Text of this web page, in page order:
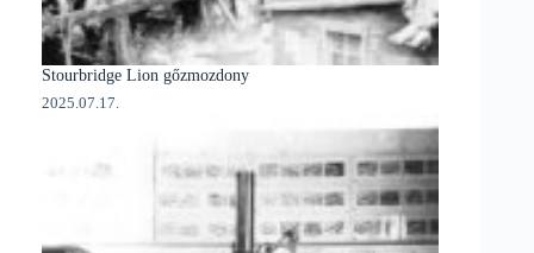
Stourbridge Lion gőzmozdony
2025.07.17.